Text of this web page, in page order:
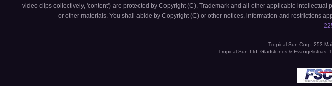
video clips collectively, 'content') are protected by Copyright (C), Trademark and all other applicable
or other materials. You shall abide by Copyright (C) or other notices, information and restrictions
Tropical Sun Corp. 253
Tropical Sun Ltd, Gladstonos & Evangelistrias,